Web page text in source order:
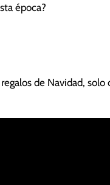
época?
de Navidad,